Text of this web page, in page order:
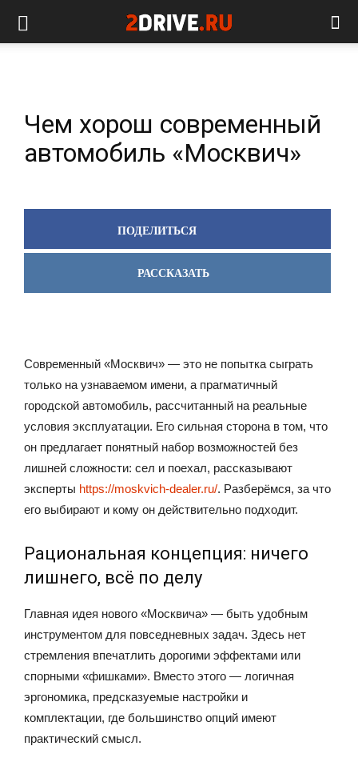
Чем хорош современный
автомобиль «Москвич»
ПОДЕЛИТЬСЯ
РАССКАЗАТЬ
Современный «Москвич» — это не попытка сыграть
только на узнаваемом имени, а прагматичный
городской автомобиль, рассчитанный на реальные
условия эксплуатации. Его сильная сторона в том, что
он предлагает понятный набор возможностей без
лишней сложности: сел и поехал, рассказывают
эксперты https://moskvich-dealer.ru/. Разберёмся, за что
его выбирают и кому он действительно подходит.
Рациональная концепция: ничего
лишнего, всё по делу
Главная идея нового «Москвича» — быть удобным
инструментом для повседневных задач. Здесь нет
стремления впечатлить дорогими эффектами или
спорными «фишками». Вместо этого — логичная
эргономика, предсказуемые настройки и
комплектации, где большинство опций имеют
практический смысл.